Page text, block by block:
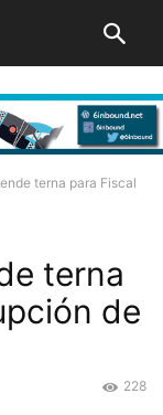
terna para Fiscal
terna
de
228